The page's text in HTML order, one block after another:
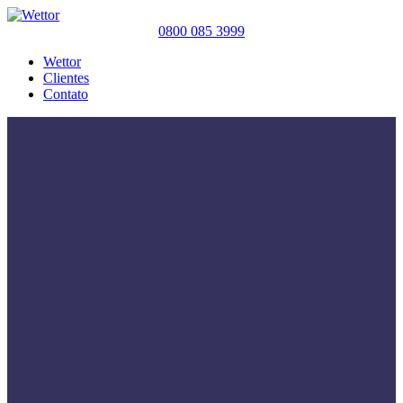
0800 085 3999
Wettor
Clientes
Contato